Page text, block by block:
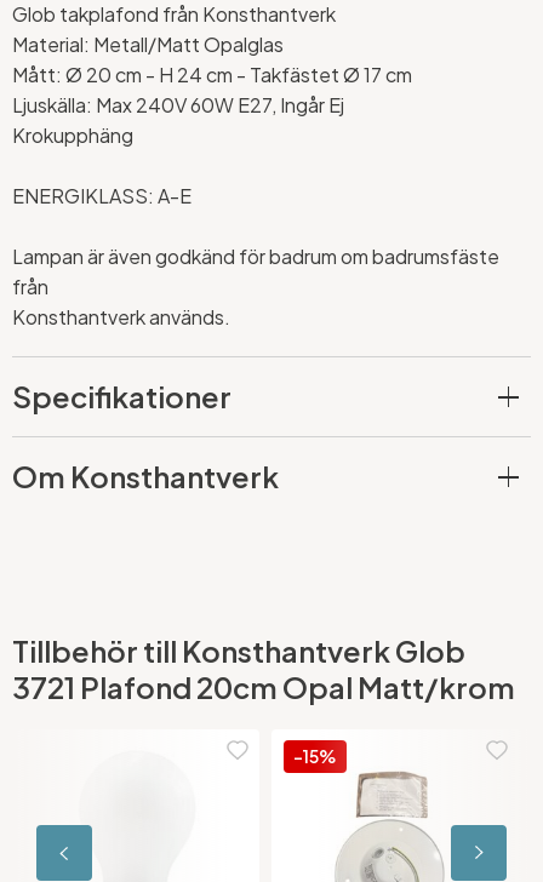
Glob takplafond från Konsthantverk
Material: Metall/Matt Opalglas
Mått: Ø 20 cm - H 24 cm - TakfästetØ 17 cm
Ljuskälla: Max 240V 60W E27, Ingår Ej
Krokupphäng
ENERGIKLASS: A-E
Lampan är även godkänd för badrum om badrumsfäste
från
Konsthantverk används.
Specifikationer
Om Konsthantverk
Tillbehör till Konsthantverk Glob
3721 Plafond 20cm Opal Matt/krom
-15%